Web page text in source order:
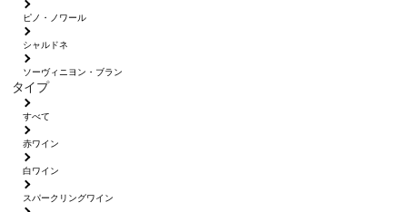
ピノ・ノワール
シャルドネ
ソーヴィニヨン・ブラン
タイプ
すべて
赤ワイン
白ワイン
スパークリングワイン